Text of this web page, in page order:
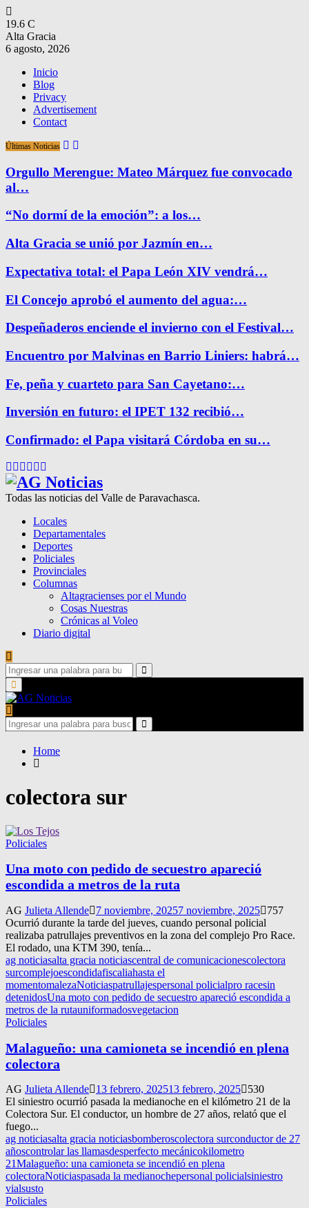
19.6 C
Alta Gracia
6 agosto, 2026
Inicio
Blog
Privacy
Advertisement
Contact
Últimas Noticias
Orgullo Merengue: Mateo Márquez fue convocado
al…
“No dormí de la emoción”: a los…
Alta Gracia se unió por Jazmín en…
Expectativa total: el Papa León XIV vendrá…
El Concejo aprobó el aumento del agua:…
Despeñaderos enciende el invierno con el Festival…
Encuentro por Malvinas en Barrio Liniers: habrá…
Fe, peña y cuarteto para San Cayetano:…
Inversión en futuro: el IPET 132 recibió…
Confirmado: el Papa visitará Córdoba en su…
Facebook
Twitter
Instagram
Pinterest
Google
Todas las noticias del Valle de Paravachasca.
Locales
Departamentales
Deportes
Policiales
Provinciales
Columnas
Altagracienses por el Mundo
Cosas Nuestras
Crónicas al Voleo
Diario digital
Search
for:
Search
Primary
Menu
Search
for:
Search
Home
colectora sur
Policiales
Una moto con pedido de secuestro apareció
escondida a metros de la ruta
AG Julieta Allende 7 noviembre, 20257 noviembre, 2025
757
Ocurrió durante la tarde del jueves, cuando personal policial
realizaba patrullajes preventivos en la zona del complejo Pro Race.
El rodado, una KTM 390, tenía...
ag noticiasalta gracia noticiascentral de comunicacionescolectora
surcomplejoescondidafiscaliahasta el
momentomalezaNoticiaspatrullajespersonal policialpro racesin
detenidosUna moto con pedido de secuestro apareció escondida a
metros de la rutauniformadosvegetacion
Policiales
Malagueño: una camioneta se incendió en plena
colectora
AG Julieta Allende 13 febrero, 202513 febrero, 2025
530
El siniestro ocurrió pasada la medianoche en el kilómetro 21 de la
Colectora Sur. El conductor, un hombre de 27 años, relató que el
fuego...
ag noticiasalta gracia noticiasbomberoscolectora surconductor de 27
añoscontrolar las llamasdesperfecto mecánicokilometro
21Malagueño: una camioneta se incendió en plena
colectoraNoticiaspasada la medianochepersonal policialsiniestro
vialsusto
Policiales